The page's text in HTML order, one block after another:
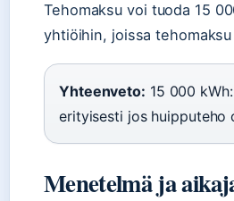
Tehomaksu voi tuoda 15
yhtiöihin, joissa
Yhteenveto: 15 000
erityisesti jos huipputeho
Menetelmä ja